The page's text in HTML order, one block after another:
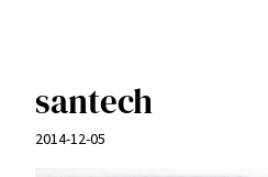
santech
2014-12-05